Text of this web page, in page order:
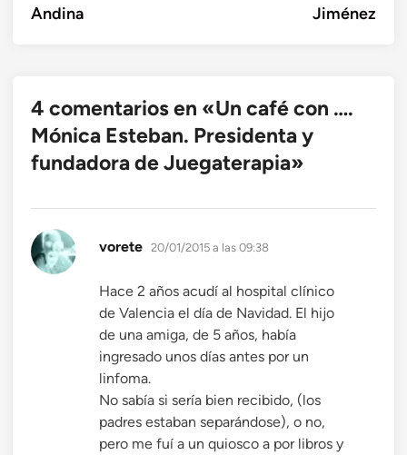
entradas
Andina
Jiménez
4 comentarios en «Un café con ….
Mónica Esteban. Presidenta y
fundadora de Juegaterapia»
vorete dice:
20/01/2015 a las 09:38
Hace 2 años acudí al hospital clínico
de Valencia el día de Navidad. El hijo
de una amiga, de 5 años, había
ingresado unos días antes por un
linfoma.
No sabía si sería bien recibido, (los
padres estaban separándose), o no,
pero me fuí a un quiosco a por libros y